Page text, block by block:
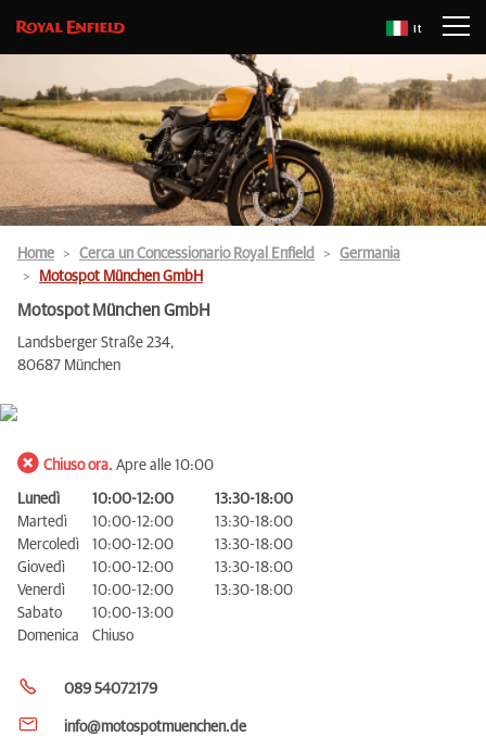
It
Home Cerca un Concessionario Royal Enfield
Germania
Motospot München GmbH
Motospot München GmbH
Landsberger Straße 234,
80687 München
Chiuso ora. Apre alle 10:00
Lunedì 10:00-12:00
13:30-18:00
Martedì
10:00-12:00
13:30-18:00
Mercoledì
10:00-12:00
13:30-18:00
Giovedì
10:00-12:00
13:30-18:00
Venerdì
10:00-12:00
13:30-18:00
Sabato
10:00-13:00
Domenica
Chiuso
089 54072179
info@motospotmuenchen.de